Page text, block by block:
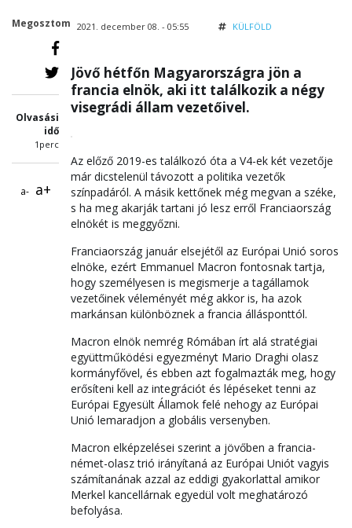
Megosztom
Olvasási
idő
1perc
a- a+
2021. december 08. - 05:55 KÜLFÖLD
Jövő hétfőn Magyarországra jön a
francia elnök, aki itt találkozik a négy
visegrádi állam vezetőivel.
Az előző 2019-es találkozó óta a V4-ek két vezetője
már dicstelenül távozott a politika vezetők
színpadáról. A másik kettőnek még megvan a széke,
s ha meg akarják tartani jó lesz erről Franciaország
elnökét is meggyőzni.
Franciaország január elsejétől az Európai Unió soros
elnöke, ezért Emmanuel Macron fontosnak tartja,
hogy személyesen is megismerje a tagállamok
vezetőinek véleményét még akkor is, ha azok
markánsan különböznek a francia állásponttól.
Macron elnök nemrég Rómában írt alá stratégiai
együttműködési egyezményt Mario Draghi olasz
kormányfővel, és ebben azt fogalmazták meg, hogy
erősíteni kell az integrációt és lépéseket tenni az
Európai Egyesült Államok felé nehogy az Európai
Unió lemaradjon a globális versenyben.
Macron elképzelései szerint a jövőben a francia-
német-olasz trió irányítaná az Európai Uniót vagyis
számítanának azzal az eddigi gyakorlattal amikor
Merkel kancellárnak egyedül volt meghatározó
befolyása.